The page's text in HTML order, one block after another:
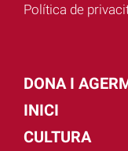
Política de
DONA I
INICI
CULTURA